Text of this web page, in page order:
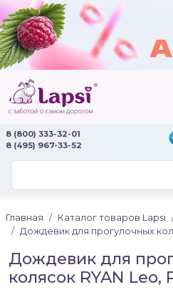
8 (800) 333-32-01
8 (495) 967-33-52
Главная Каталог товаров Lapsi
Дождевик для прогулочных
Дождевик для
колясок RYAN